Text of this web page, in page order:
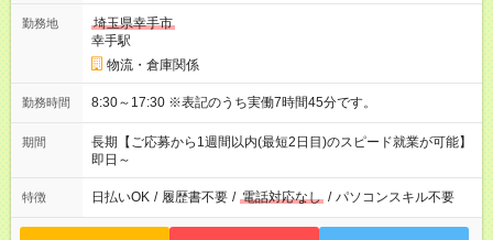
勤務地
埼玉県幸手市
幸手駅
物流・倉庫関係
勤務時間 8:30～17:30 ※表記のうち実働7時間45分です。
期間
長期【ご応募から1週間以内(最短2日目)のスピード就業が可能】
即日～
特徴 日払いOK / 履歴書不要 / 電話対応なし / パソコンスキル不要